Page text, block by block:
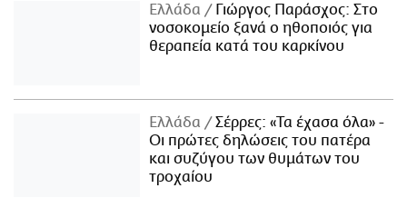
Ελλάδα
Γιώργος Παράσχος: Στο
νοσοκομείο ξανά ο ηθοποιός για
θεραπεία κατά του καρκίνου
Ελλάδα
Σέρρες: «Τα έχασα όλα» -
Οι πρώτες δηλώσεις του πατέρα
και συζύγου των θυμάτων του
τροχαίου